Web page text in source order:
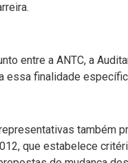
entre a ANTC, a
essa finalidade
também
que estabelece